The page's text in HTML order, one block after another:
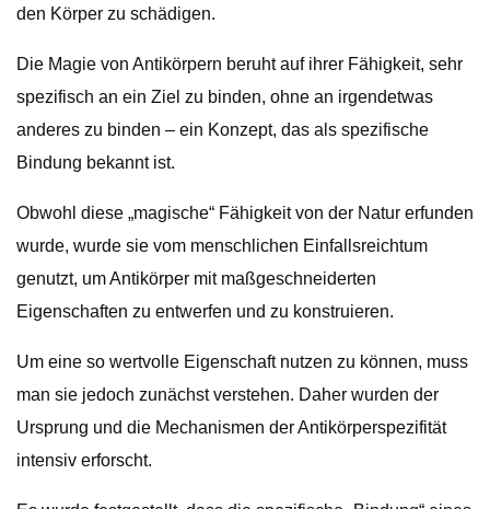
den Körper zu schädigen.
Die Magie von Antikörpern beruht auf ihrer Fähigkeit, sehr
spezifisch an ein Ziel zu binden, ohne an irgendetwas
anderes zu binden – ein Konzept, das als spezifische
Bindung bekannt ist.
Obwohl diese „magische“ Fähigkeit von der Natur erfunden
wurde, wurde sie vom menschlichen Einfallsreichtum
genutzt, um Antikörper mit maßgeschneiderten
Eigenschaften zu entwerfen und zu konstruieren.
Um eine so wertvolle Eigenschaft nutzen zu können, muss
man sie jedoch zunächst verstehen. Daher wurden der
Ursprung und die Mechanismen der Antikörperspezifität
intensiv erforscht.